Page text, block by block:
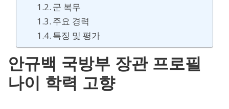
군 복무
주요 경력
특징 및 평가
안규백 국방부 장관 프로필
나이 학력 고향